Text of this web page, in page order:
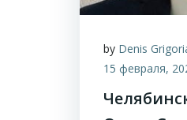
by Denis
15 февраля,